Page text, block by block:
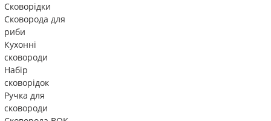
Сковорідки
Сковорода для
риби
Кухонні
сковороди
Набір
сковорідок
Ручка для
сковороди